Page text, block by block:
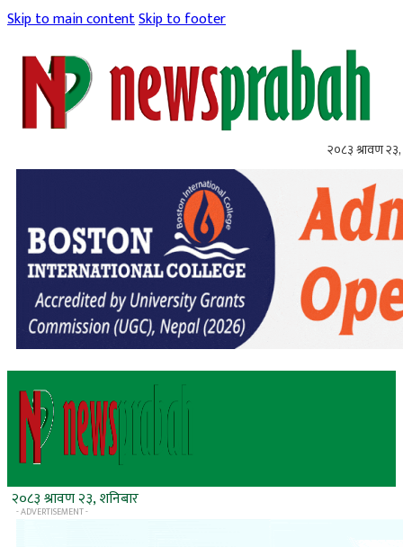
Skip to main contentSkip to footer
२०८३ श्रावण २३,
२०८३ श्रावण २३, शनिबार
- ADVERTISEMENT -